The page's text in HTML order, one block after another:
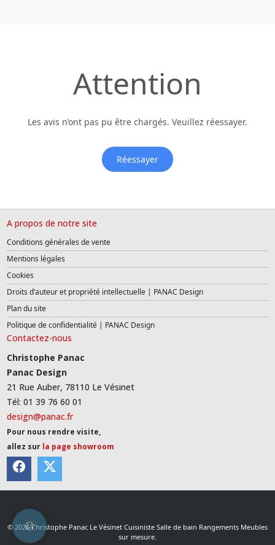
Attention
Les avis n’ont pas pu être chargés. Veuillez réessayer.
Réessayer
A propos de notre site
Conditions générales de vente
Mentions légales
Cookies
Droits d’auteur et propriété intellectuelle | PANAC Design
Plan du site
Politique de confidentialité | PANAC Design
Contactez-nous
Christophe Panac
Panac Design
21 Rue Auber, 78110 Le Vésinet
Tél: 01 39 76 60 01
design@panac.fr
Pour nous rendre visite,
allez sur la page showroom
© 2026 Christophe Panac Le Vésinet Cuisiniste Salle de bain Rangements Meubles
sur mesure.